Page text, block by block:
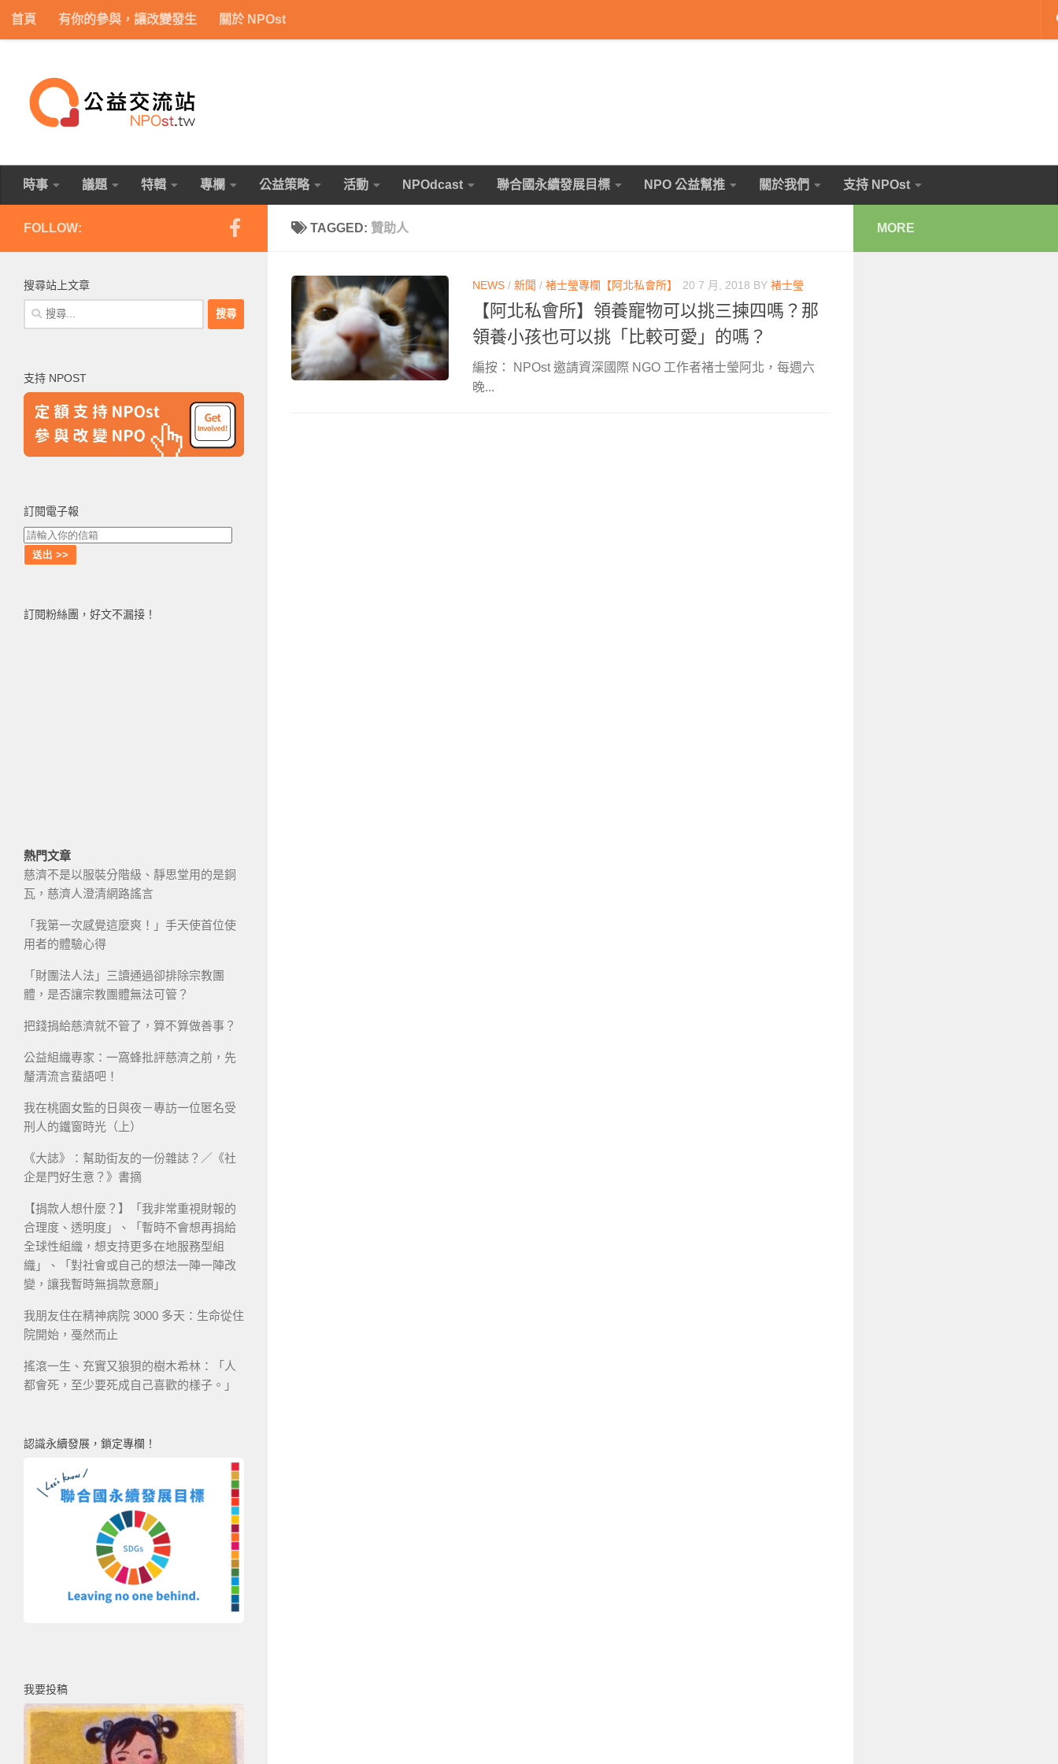
Skip to content
首頁 有你的參與，讓改變發生 關於 NPOst
時事 議題 特輯 專欄 公益策略 活動 NPOdcast 聯合國永續發展目標 NPO 公益幫推 關於我們 支持 NPOst
TAGGED: 贊助人
NEWS / 新聞 / 褚士瑩專欄【阿北私會所】 20 7 月, 2018 BY 褚士瑩
【阿北私會所】領養寵物可以挑三揀四嗎？那
領養小孩也可以挑「比較可愛」的嗎？
編按： NPOst 邀請資深國際 NGO 工作者褚士瑩阿北，每週六
晚...
FOLLOW:
搜尋站上文章
搜
尋
字:
支持 NPOST
訂閱電子報
訂閱粉絲團，好文不漏接！
熱門文章
慈濟不是以服裝分階級、靜思堂用的是銅
瓦，慈濟人澄清網路謠言
「我第一次感覺這麼爽！」手天使首位使
用者的體驗心得
「財團法人法」三讀通過卻排除宗教團
體，是否讓宗教團體無法可管？
把錢捐給慈濟就不管了，算不算做善事？
公益組織專家：一窩蜂批評慈濟之前，先
釐清流言蜚語吧！
我在桃園女監的日與夜－專訪一位匿名受
刑人的鐵窗時光（上）
《大誌》：幫助街友的一份雜誌？／《社
企是門好生意？》書摘
【捐款人想什麼？】「我非常重視財報的
合理度、透明度」、「暫時不會想再捐給
全球性組織，想支持更多在地服務型組
織」、「對社會或自己的想法一陣一陣改
變，讓我暫時無捐款意願」
我朋友住在精神病院 3000 多天：生命從住
院開始，戞然而止
搖滾一生、充實又狼狽的樹木希林：「人
都會死，至少要死成自己喜歡的樣子。」
認識永續發展，鎖定專欄！
我要投稿
MORE